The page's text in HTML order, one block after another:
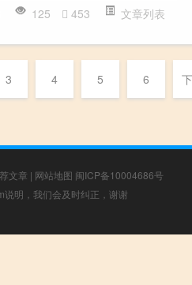
125 453 文章列表
3 4 5 6
文章 | 网站地图 闽ICP备10004686号
明，我们会及时纠正，谢谢